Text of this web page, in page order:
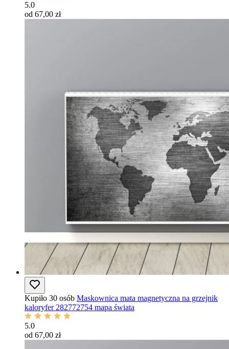
5.0
od 67,00 zł
Kupiło 30 osób Maskownica mata magnetyczna na grzejnik
kaloryfer 282772754 mapa świata
5.0
od 67,00 zł